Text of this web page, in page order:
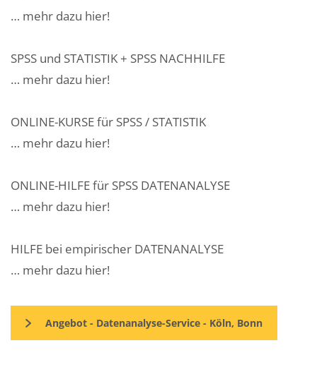
… mehr dazu hier!
SPSS und STATISTIK + SPSS NACHHILFE
… mehr dazu hier!
ONLINE-KURSE für SPSS / STATISTIK
… mehr dazu hier!
ONLINE-HILFE für SPSS DATENANALYSE
… mehr dazu hier!
HILFE bei empirischer DATENANALYSE
… mehr dazu hier!
Angebot - Datenanalyse-Service - Köln, Bonn